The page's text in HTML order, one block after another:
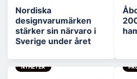
Nordiska
designvarumärken
stärker sin närvaro i
Sverige under året
NYHETER